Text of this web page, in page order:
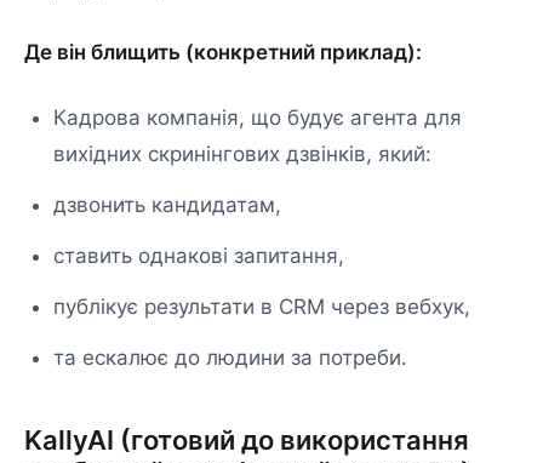
Де він блищить (конкретний приклад):
Кадрова компанія, що будує агента для
вихідних скринінгових дзвінків, який:
дзвонить кандидатам,
ставить однакові запитання,
публікує результати в CRM через вебхук,
та ескалює до людини за потреби.
KallyAI (готовий до використання